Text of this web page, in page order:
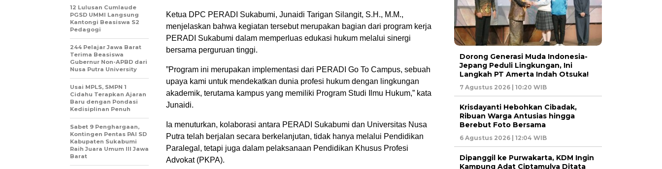
‎Ketua DPC PERADI Sukabumi, Junaidi Tarigan Silangit, S.H., M.M.,
menjelaskan bahwa kegiatan tersebut merupakan bagian dari program kerja
PERADI Sukabumi dalam memperluas edukasi hukum melalui sinergi
bersama perguruan tinggi.
‎”Program ini merupakan implementasi dari PERADI Go To Campus, sebuah
upaya kami untuk mendekatkan dunia profesi hukum dengan lingkungan
akademik, terutama kampus yang memiliki Program Studi Ilmu Hukum,” kata
Junaidi.
‎Ia menuturkan, kolaborasi antara PERADI Sukabumi dan Universitas Nusa
Putra telah berjalan secara berkelanjutan, tidak hanya melalui Pendidikan
Paralegal, tetapi juga dalam pelaksanaan Pendidikan Khusus Profesi
Advokat (PKPA).
12 Lulusan Cumlaude
PGSD UMMI Langsung
Kantongi Beasiswa S2
Pedagogi
244 Pelajar Jawa Barat
Terima Beasiswa
Gubernur Non-APBD dari
Nusa Putra University
Usai MPLS, SMPN 1
Cidahu Terapkan Ajaran
Baru dengan Pondasi
Kedisiplinan Penuh
Sabet 9 Penghargaan,
Kontingen Pentas PAI SD
Kabupaten Sukabumi
Raih Juara Umum III Jawa
Barat
Dorong Generasi Muda Indonesia-
Jepang Peduli Lingkungan, Ini
Langkah PT Amerta Indah Otsuka!
7 Agustus 2026 | 10:20 WIB
Krisdayanti Hebohkan Cibadak,
Ribuan Warga Antusias hingga
Berebut Foto Bersama
6 Agustus 2026 | 12:04 WIB
Dipanggil ke Purwakarta, KDM Ingin
Kampung Adat Ciptamulya Ditata